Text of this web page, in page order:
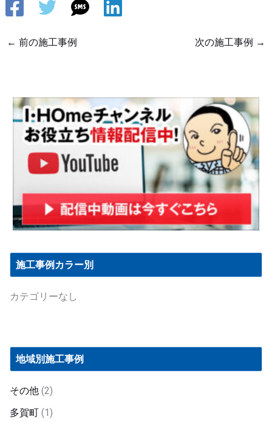
← 前の施工事例 次の施工事例 →
施工事例カラー別
カテゴリーなし
地域別施工事例
その他(2)
多賀町(1)